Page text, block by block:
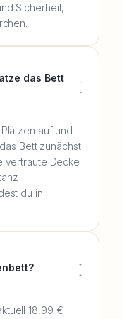
Sicherheit,
das Bett
auf und
Bett zunächst
vertraute Decke
du in
18,99 €